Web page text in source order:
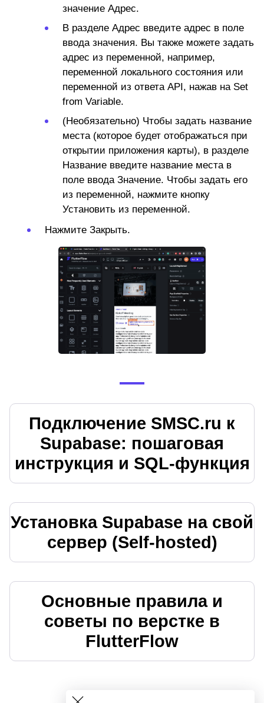
значение Адрес.
В разделе Адрес введите адрес в поле
ввода значения. Вы также можете задать
адрес из переменной, например,
переменной локального состояния или
переменной из ответа API, нажав на Set
from Variable.
(Необязательно) Чтобы задать название
места (которое будет отображаться при
открытии приложения карты), в разделе
Название введите название места в
поле ввода Значение. Чтобы задать его
из переменной, нажмите кнопку
Установить из переменной.
Нажмите Закрыть.
Подключение SMSC.ru к
Supabase: пошаговая
инструкция и SQL‑функция
Установка Supabase на свой
сервер (Self-hosted)
Основные правила и
советы по верстке в
FlutterFlow